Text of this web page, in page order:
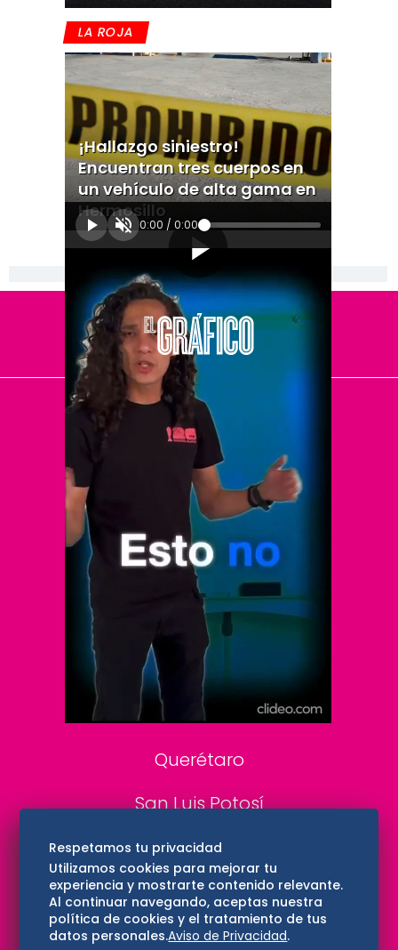
LA ROJA
¡Hallazgo siniestro!
Encuentran tres cuerpos en
un vehículo de alta gama en
Hermosillo
0:00 / 0:00
[Publicidad]
El Universal
Vive USA
Clase
De 10 sports
DeDinero
Confabulario
Aviso Oportuno
Consultas
Querétaro
San Luis Potosí
Edomex
Consultas
Hidalgo
Respetamos tu privacidad
Utilizamos cookies para mejorar tu
experiencia y mostrarte contenido relevante.
Al continuar navegando, aceptas nuestra
política de cookies y el tratamiento de tus
datos personales.Aviso de Privacidad.